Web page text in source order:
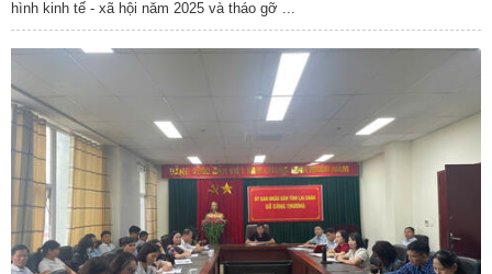
hình kinh tế - xã hội năm 2025 và tháo gỡ ...